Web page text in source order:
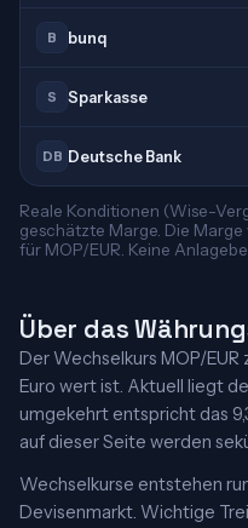
B bunq
S Sparkasse
DB Deutsche Bank
Reale Konditionen (Wise-
geschätzte Marge. Die
für MOP/EUR. Keine
Über das
Der Wechselkurs MOP/
Euro wert ist. Aktuell liegt
umgekehrt entspricht das
auf dieser Seite werden
Wechselkurse entstehen
Devisenmarkt. Wichtige